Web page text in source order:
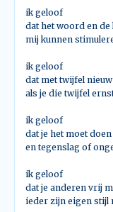
ik geloof
dat het woord en
mij kunnen
ik geloof
dat met twijfel
als je die twijfel
ik geloof
dat je het moet
en tegenslag of
ik geloof
dat je anderen vrij
ieder zijn eigen stijl